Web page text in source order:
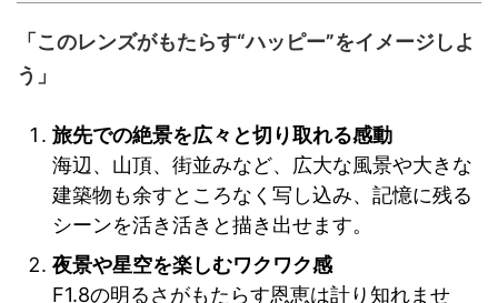
「このレンズがもたらす“ハッピー”をイメージしよ
う」
旅先での絶景を広々と切り取れる感動
海辺、山頂、街並みなど、広大な風景や大きな
建築物も余すところなく写し込み、記憶に残る
シーンを活き活きと描き出せます。
夜景や星空を楽しむワクワク感
F1.8の明るさがもたらす恩恵は計り知れませ